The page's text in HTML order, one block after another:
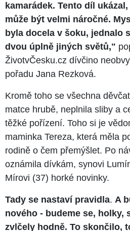
kamarádek. Tento díl
může být velmi náročné.
byla docela v šoku, jednalo
dvou úplně jiných světů,"
ŽivotvČesku.cz dívčino
pořadu Jana Rezková.
Kromě toho se všechna
matce hrubě, neplnila sliby a
těžké pořízení. Toho si je
maminka Tereza, která měla
rodině o čem přemýšlet. Po
oznámila dívkám, synovi
Mírovi (37) horké novinky.
Tady se nastaví pravidla. A
nového - budeme se, holky,
zvlčely hodně. To skončilo,